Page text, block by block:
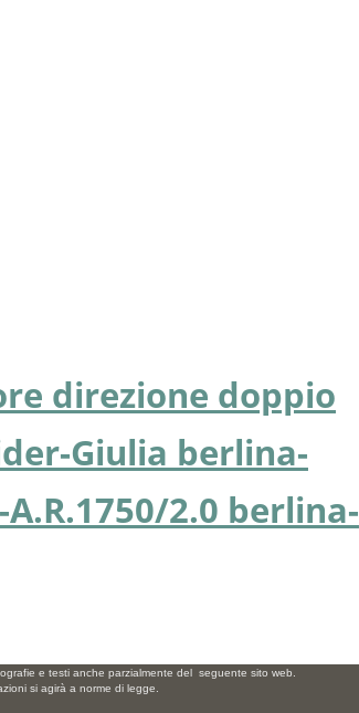
direzione doppio
Giulia berlina-
2.0 berlina-
e testi anche parzialmente del seguente sito web.
si agirà a norme di legge.